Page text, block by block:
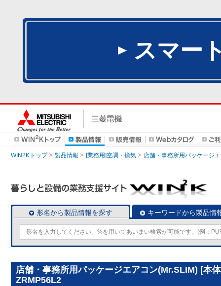
スマー
WIN2Kトップ 製品情報 [業務用]空調・換気 店舗・事務所用パッケージ
形名から製品情報を探す キーワードから製品情
店舗・事務所用パッケージエアコン(Mr.SLIM) [本
ZRMP56L2